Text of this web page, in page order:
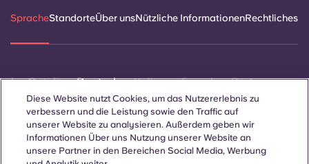
SpracheStandorteÜber unsNützliche InformationenRechtliches
Català Deutsch Italian French Portuguese
Diese Website nutzt Cookies, um das Nutzererlebnis zu
verbessern und die Leistung sowie den Traffic auf
unserer Website zu analysieren. Außerdem geben wir
Informationen Über uns Nutzung unserer Website an
unsere Partner in den Bereichen Social Media, Werbung